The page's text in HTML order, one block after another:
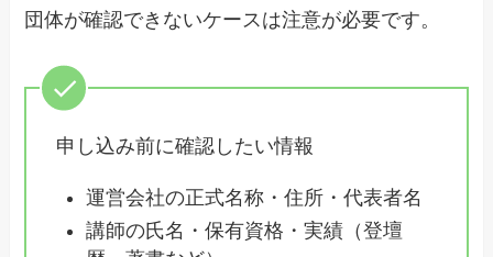
団体が確認できないケースは注意が必要です。
申し込み前に確認したい情報
運営会社の正式名称・住所・代表者名
講師の氏名・保有資格・実績（登壇